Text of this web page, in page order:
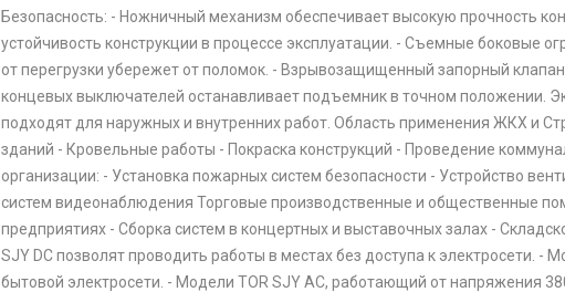
Безопасность: - Ножничный механизм обеспечивает высокую прочность
устойчивость конструкции в процессе эксплуатации. - Съемные боковые
от перегрузки убережет от поломок. - Взрывозащищенный запорный
концевых выключателей останавливает подъемник в точном положении.
подходят для наружных и внутренних работ. Область применения ЖКХ и
зданий - Кровельные работы - Покраска конструкций - Проведение
организации: - Установка пожарных систем безопасности - Устройство
систем видеонаблюдения Торговые производственные и общественные
предприятиях - Сборка систем в концертных и выставочных залах -
SJY DC позволят проводить работы в местах без доступа к электросети.
бытовой электросети. - Модели TOR SJY AC, работающий от напряжения